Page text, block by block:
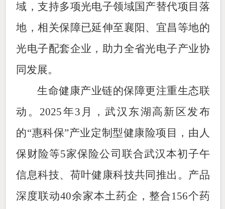
域，支持多项光电子领域国产替代项目落
地，相关保障已延伸至襄阳、宜昌等地的
光电子配套企业，助力全省光电子产业协
同发展。
生命健康产业链的保障更注重生态联
动。2025年3月，武汉东湖高新区发布
的“惠科保”产业定制型健康险项目，由人
保财险等5家保险公司联合武汉本初子午
信息科技、荷叶健康科技共同推出。产品
深度联动40余家本土药企，整合156个药